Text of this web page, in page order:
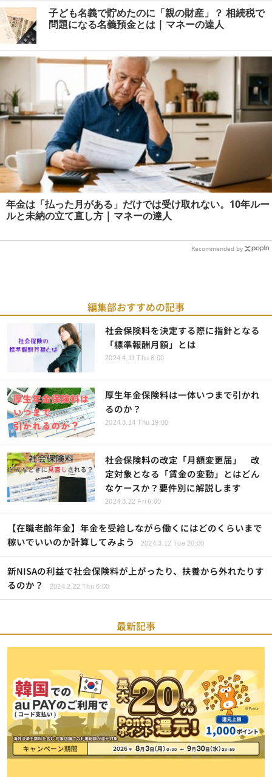
子ども名義で貯めたのに「親の財産」？ 相続税で
問題になる名義預金とは | マネーの達人
年金は「払った月がある」だけでは受け取れない。10年ルー
ルと未納の立て直し方 | マネーの達人
Recommended by
編集部おすすめの記事
社会保険料を決定する際に指針となる
「標準報酬月額」とは
2024.4.11 Thu 6:00
厚生年金保険料は一体いつまで引かれ
るのか？
2024.3.14 Thu 19:00
社会保険料の改定「月額変更届」 改
定対象となる「賃金の変動」とはどん
なケースか？要件別に解説します
2024.3.22 Fri 6:00
【在職老齢年金】年金を受給しながら働くにはどのくらいまで
稼いでいいのか計算してみよう
2024.3.12 Tue 20:00
新NISAの利益で社会保険料が上がったり、扶養から外れたりす
るのか？
2024.2.22 Thu 6:00
最新記事